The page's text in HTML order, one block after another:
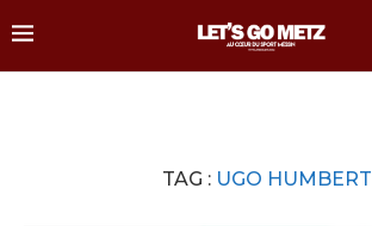
TAG : UGO HUMBERT